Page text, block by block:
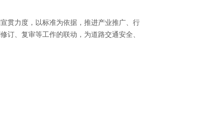
贯力度，以标准为依据，推进产业推广、行
订、复审等工作的联动，为道路交通安全、